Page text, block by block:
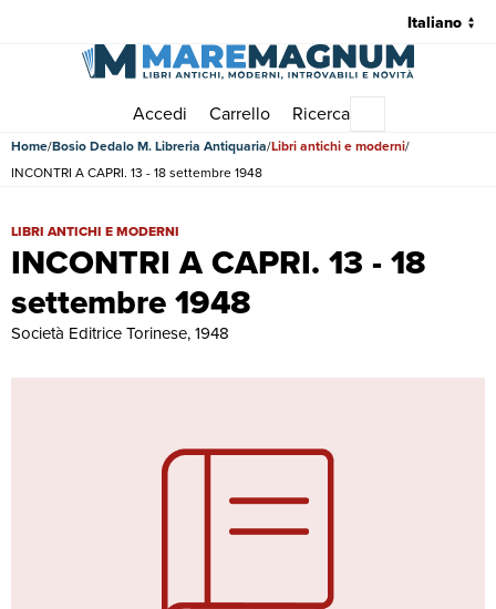
Accedi Carrello Ricerca
Home Bosio Dedalo M. Libreria Antiquaria Libri antichi e moderni
INCONTRI A CAPRI. 13 - 18 settembre 1948
INCONTRI A CAPRI. 13 - 18
settembre 1948
INCONTRI A CAPRI. 13 - 18 settembre 1948 | Libri antichi e moderni
LIBRI ANTICHI E MODERNI
Società Editrice Torinese, 1948